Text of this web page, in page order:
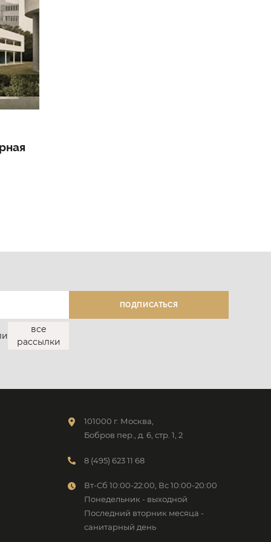
все
рассылки
101000 г. Москва,
Бобров пер., д. 6, стр. 1, 2
8 (495) 623 11 68
Вт-Сб 10:00-22:00, Вс 10:00-20:00
Понедельник - выходной
Последний вторник месяца -
санитарный день